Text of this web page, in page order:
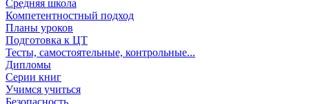
Средняя школа
Компетентностный подход
Планы уроков
Подготовка к ЦТ
Тесты, самостоятельные, контрольные...
Дипломы
Серии книг
Учимся учиться
Безопасность